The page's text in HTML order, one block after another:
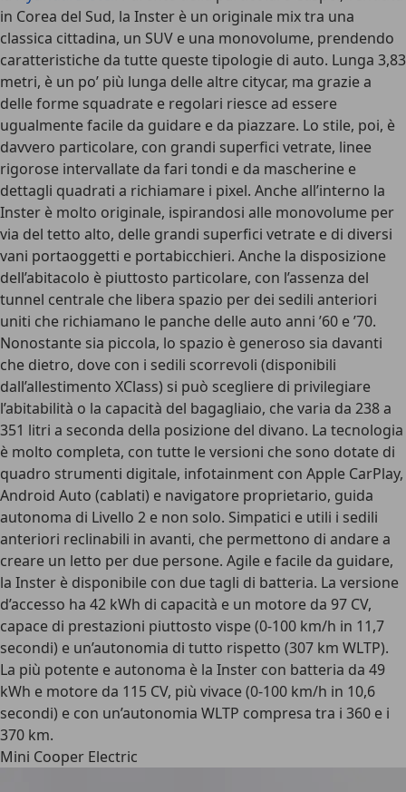
in Corea del Sud, la Inster è un originale mix tra una
classica cittadina, un SUV e una monovolume, prendendo
caratteristiche da tutte queste tipologie di auto. Lunga 3,83
metri, è un po’ più lunga delle altre citycar, ma grazie a
delle forme squadrate e regolari riesce ad essere
ugualmente facile da guidare e da piazzare. Lo stile, poi, è
davvero particolare, con grandi superfici vetrate, linee
rigorose intervallate da fari tondi e da mascherine e
dettagli quadrati a richiamare i pixel. Anche all’interno la
Inster è molto originale, ispirandosi alle monovolume per
via del tetto alto, delle grandi superfici vetrate e di diversi
vani portaoggetti e portabicchieri. Anche la disposizione
dell’abitacolo è piuttosto particolare, con l’assenza del
tunnel centrale che libera spazio per dei sedili anteriori
uniti che richiamano le panche delle auto anni ’60 e ’70.
Nonostante sia piccola, lo spazio è generoso sia davanti
che dietro, dove con i sedili scorrevoli (disponibili
dall’allestimento XClass) si può scegliere di privilegiare
l’abitabilità o la capacità del bagagliaio, che varia da 238 a
351 litri a seconda della posizione del divano. La tecnologia
è molto completa, con tutte le versioni che sono dotate di
quadro strumenti digitale, infotainment con Apple CarPlay,
Android Auto (cablati) e navigatore proprietario, guida
autonoma di Livello 2 e non solo. Simpatici e utili i sedili
anteriori reclinabili in avanti, che permettono di andare a
creare un letto per due persone. Agile e facile da guidare,
la Inster è disponibile con due tagli di batteria. La versione
d’accesso ha 42 kWh di capacità e un motore da 97 CV,
capace di prestazioni piuttosto vispe (0-100 km/h in 11,7
secondi) e un’autonomia di tutto rispetto (307 km WLTP).
La più potente e autonoma è la Inster con batteria da 49
kWh e motore da 115 CV, più vivace (0-100 km/h in 10,6
secondi) e con un’autonomia WLTP compresa tra i 360 e i
370 km.
Mini Cooper Electric